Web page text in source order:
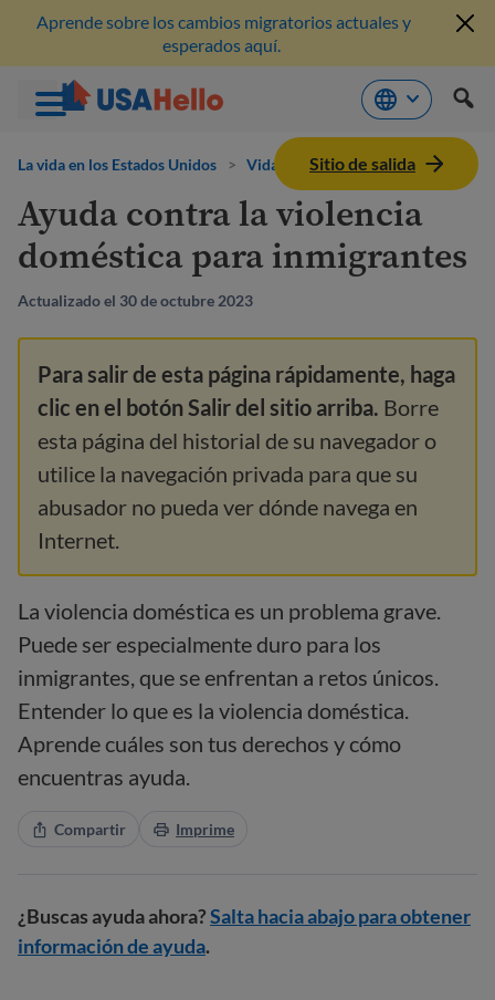
Aprende sobre los cambios migratorios actuales y
esperados aquí.
La vida en los Estados Unidos > Vida familiarSitio de salida
Ayuda contra la violencia
doméstica para inmigrantes
Actualizado el 30 de octubre 2023
Para salir de esta página rápidamente, haga
clic en el botón Salir del sitio arriba. Borre
esta página del historial de su navegador o
utilice la navegación privada para que su
abusador no pueda ver dónde navega en
Internet.
La violencia doméstica es un problema grave.
Puede ser especialmente duro para los
inmigrantes, que se enfrentan a retos únicos.
Entender lo que es la violencia doméstica.
Aprende cuáles son tus derechos y cómo
encuentras ayuda.
Compartir Imprime
¿Buscas ayuda ahora?Salta hacia abajo para obtener
información de ayuda.